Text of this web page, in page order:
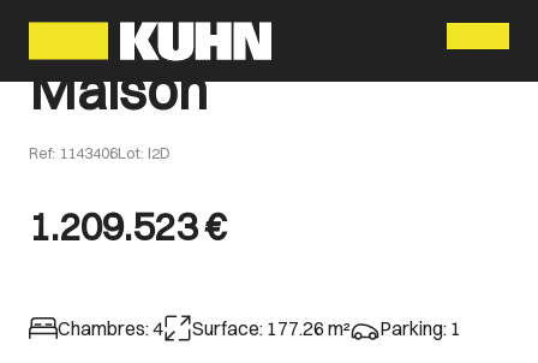
Maison
Ref: 1143406Lot: I2D
Chambres:4 Surface: 177.26 m² Parking: 1
1.209.523 €
Menu